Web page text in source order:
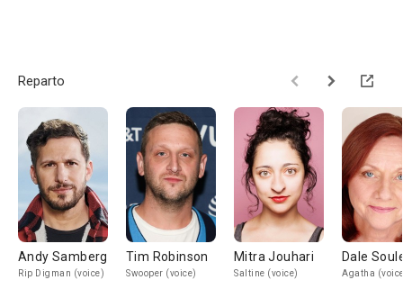
Reparto
Andy Samberg
Rip Digman (voice)
Tim Robinson
Swooper (voice)
Mitra Jouhari
Saltine (voice)
Dale
Agatha